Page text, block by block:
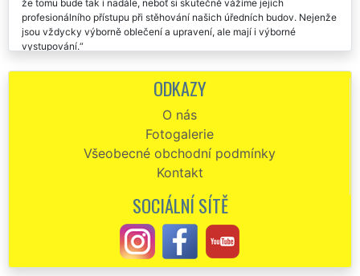
Pravidelně využíváme služeb této stěhovací společnosti. Doufáme,
že tomu bude tak i nadále, neboť si skutečně vážíme jejich
profesionálního přístupu při stěhování našich úředních budov. Nejenže
jsou vždycky výborně oblečení a upravení, ale mají i výborné
ODKAZY
O nás
Fotogalerie
Všeobecné obchodní podmínky
Kontakt
SOCIÁLNÍ SÍTĚ